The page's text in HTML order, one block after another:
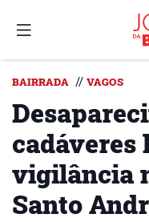
BAIRRADA // VAGOS
cadáveres
vigilância
Santo